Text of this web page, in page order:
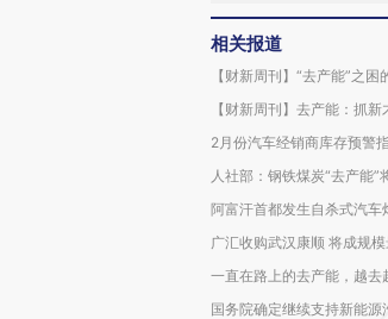
相关报道
【财新周刊】“去产能”之困
【财新周刊】去产能：抓新
2月份汽车经销商库存预警
人社部：钢铁煤炭“去产能”
阿富汗首都发生自杀式汽车
广汇收购武汉康顺 将成规
一直在路上的去产能，越去
国务院确定继续支持新能源